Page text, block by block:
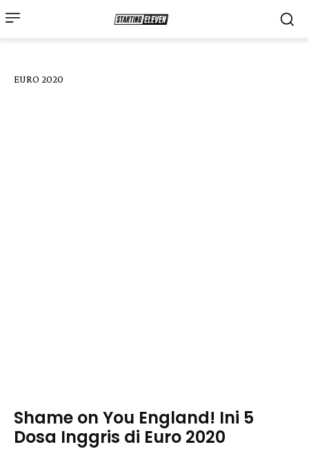
EURO 2020
Shame on You England! Ini 5
Dosa Inggris di Euro 2020